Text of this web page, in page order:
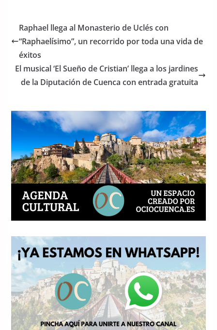
e
b
o
o
k
er s
A
p
Raphael llega al Monasterio de Uclés con
“Raphaelísimo”, un recorrido por toda una vida de
éxitos
El musical ‘El Sueño de Cristian’ llega a los jardines
de la Diputación de Cuenca con entrada gratuita